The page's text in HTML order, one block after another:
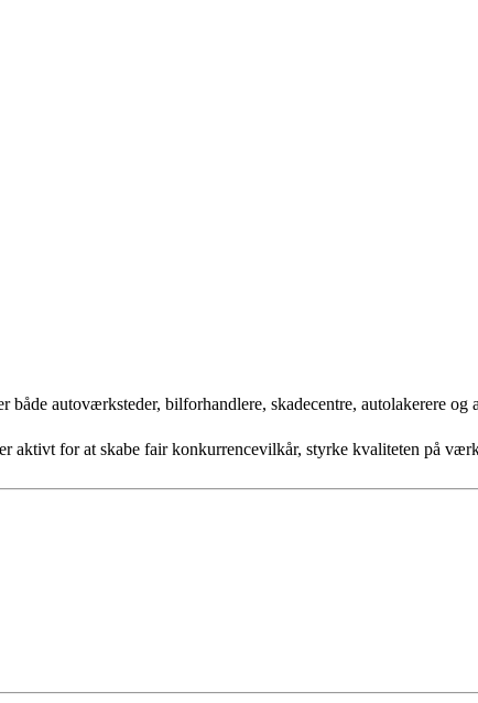
autoværksteder, bilforhandlere, skadecentre, autolakerere og
aktivt for at skabe fair konkurrencevilkår, styrke kvaliteten på